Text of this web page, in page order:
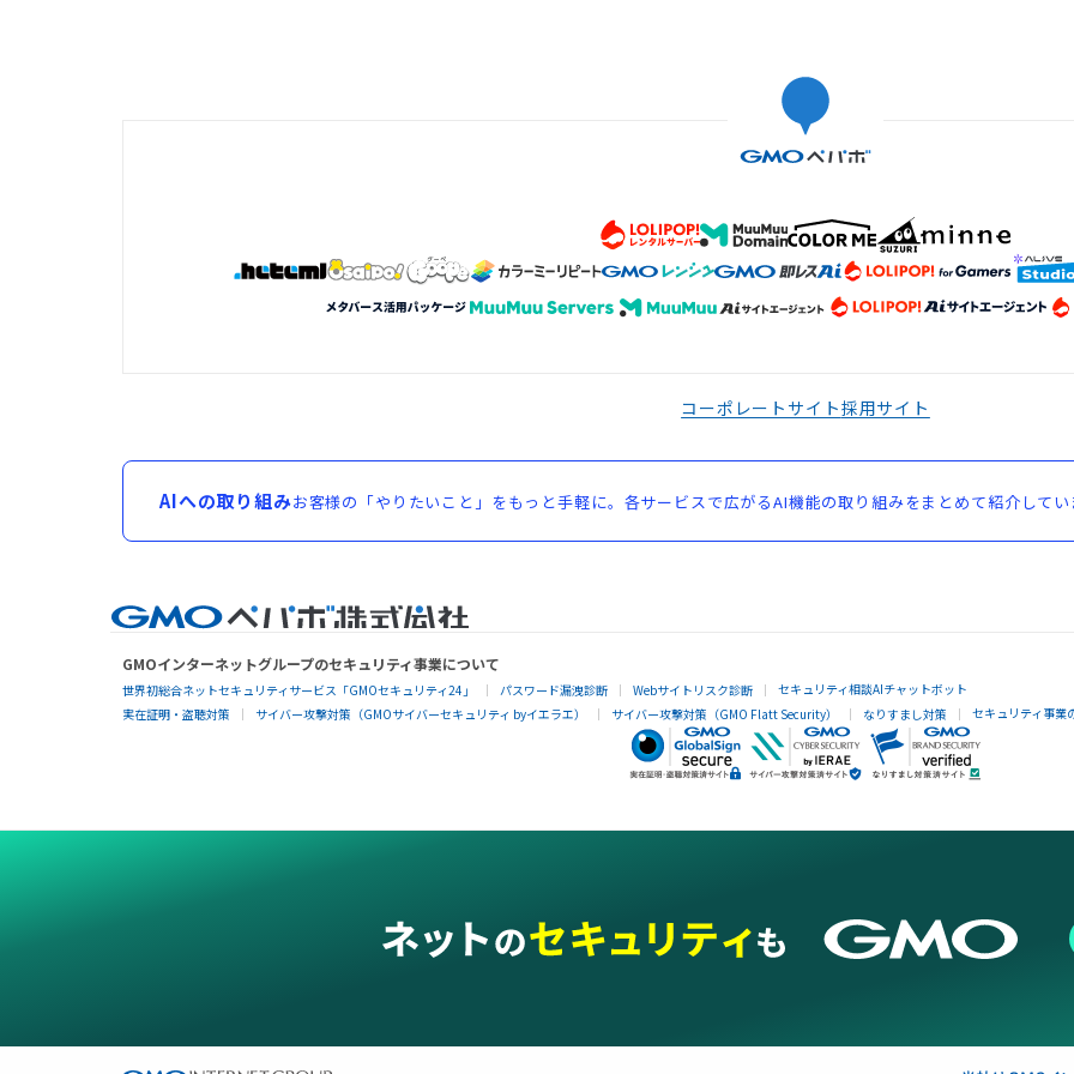
コーポレートサイト採用サイト
AIへの取り組みお客様の「やりたいこと」をもっと手軽に。各サービスで広がるAI機能の取り組みをまとめて紹介して
GMOインターネットグループのセキュリティ事業について
世界初総合ネットセキュリティサービス「GMOセキュリティ24」 パスワード漏洩診断 Webサイトリスク診断
セキュリティ相談AIチャットボット
実在証明・盗聴対策
サイバー攻撃対策（GMOサイバーセキュリティ byイエラエ） サイバー攻撃対策（GMO Flatt Security） なりすまし対策 セキュリティ事業